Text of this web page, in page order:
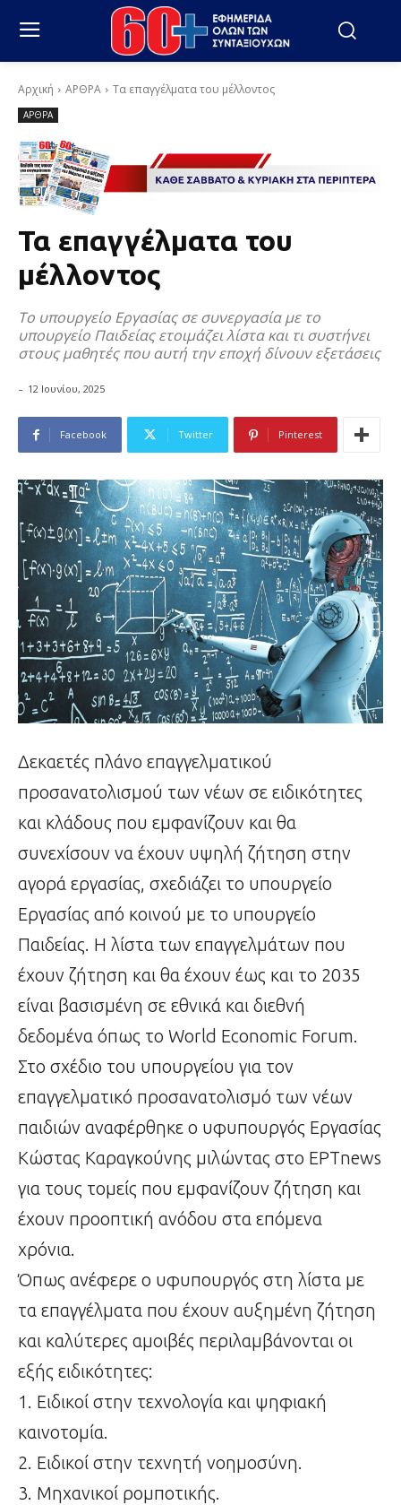
Αρχική ΑΡΘΡΑ Τα επαγγέλματα του μέλλοντος
ΑΡΘΡΑ
Τα επαγγέλματα του
μέλλοντος
Το υπουργείο Εργασίας σε συνεργασία με το
υπουργείο Παιδείας ετοιμάζει λίστα και τι συστήνει
στους μαθητές που αυτή την εποχή δίνουν εξετάσεις
- 12 Ιουνίου, 2025
Facebook Twitter Pinterest
Δεκαετές πλάνο επαγγελματικού
προσανατολισμού των νέων σε ειδικότητες
και κλάδους που εμφανίζουν και θα
συνεχίσουν να έχουν υψηλή ζήτηση στην
αγορά εργασίας, σχεδιάζει το υπουργείο
Εργασίας από κοινού με το υπουργείο
Παιδείας. Η λίστα των επαγγελμάτων που
έχουν ζήτηση και θα έχουν έως και το 2035
είναι βασισμένη σε εθνικά και διεθνή
δεδομένα όπως το World Economic Forum.
Στο σχέδιο του υπουργείου για τον
επαγγελματικό προσανατολισμό των νέων
παιδιών αναφέρθηκε ο υφυπουργός Εργασίας
Κώστας Καραγκούνης μιλώντας στο ΕΡΤnews
για τους τομείς που εμφανίζουν ζήτηση και
έχουν προοπτική ανόδου στα επόμενα
χρόνια.
Όπως ανέφερε ο υφυπουργός στη λίστα με
τα επαγγέλματα που έχουν αυξημένη ζήτηση
και καλύτερες αμοιβές περιλαμβάνονται οι
εξής ειδικότητες:
1. Ειδικοί στην τεχνολογία και ψηφιακή
καινοτομία.
2. Ειδικοί στην τεχνητή νοημοσύνη.
3. Μηχανικοί ρομποτικής.